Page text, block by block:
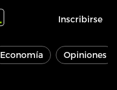
Inscribirse
Economía Opiniones